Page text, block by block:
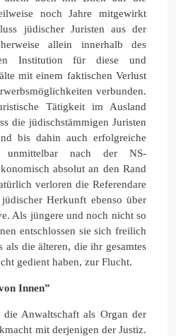
noch Jahre mitgewirkt
jüdischer Juristen aus der
allein innerhalb des
Institution für diese und
mit einem faktischen Verlust
verbunden.
Tätigkeit im Ausland
die jüdischstämmigen Juristen
bis dahin auch erfolgreiche
unmittelbar nach der NS-
absolut an den Rand
verloren die Referendare
jüdischer Herkunft ebenso über
Als jüngere und noch nicht so
entschlossen sie sich freilich
als die älteren, die ihr gesamtes
gedient haben, zur Flucht.
Innen”
Anwaltschaft als Organ der
mit derjenigen der Justiz.